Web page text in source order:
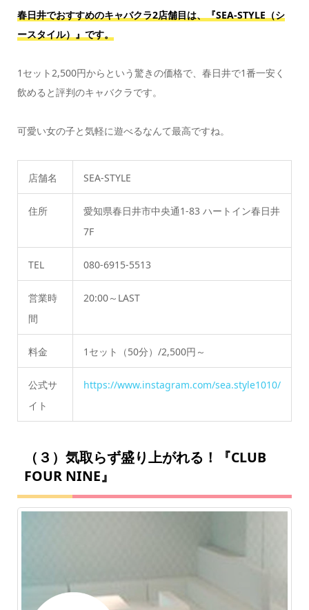
春日井でおすすめのキャバクラ2店舗目は、『SEA-STYLE（シ
ースタイル）』です。
1セット2,500円からという驚きの価格で、春日井で1番一安く
飲めると評判のキャバクラです。
可愛い女の子と気軽に遊べるなんて最高ですね。
店舗名 SEA-STYLE
住所
愛知県春日井市中央通1-83 ハートイン春日井
7F
TEL 080-6915-5513
営業時
間
20:00～LAST
料金 1セット（50分）/2,500円～
公式サ
イト
https://www.instagram.com/sea.style1010/
（３）気取らず盛り上がれる！『CLUB
FOUR NINE』